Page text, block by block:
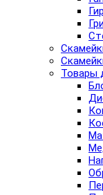
Товары